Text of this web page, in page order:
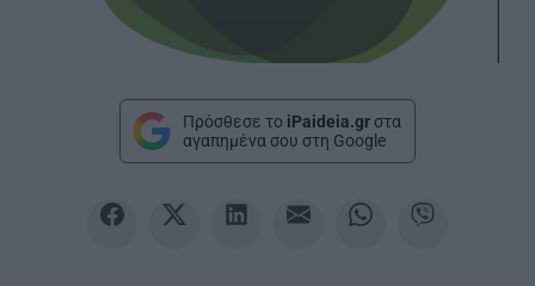
Πρόσθεσε το iPaideia.gr στα
αγαπημένα σου στη Google